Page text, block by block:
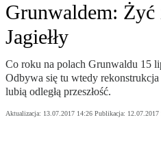
Grunwaldem:
Jagiełły
Co roku na polach Grunwaldu 15
Odbywa się tu wtedy
lubią odległą przeszłość.
Aktualizacja: 13.07.2017 14:26 Publikacja: 12.07.2017